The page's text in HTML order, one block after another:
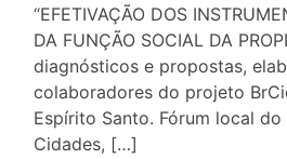
“EFETIVAÇÃO DOS
DA FUNÇÃO SOCIAL DA
diagnósticos e propostas,
colaboradores do projeto
Espírito Santo. Fórum local
Cidades, […]